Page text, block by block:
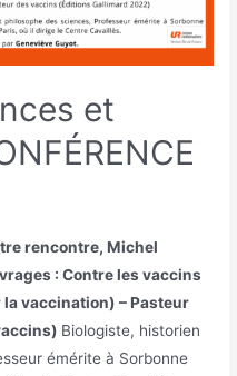
et
rencontre, Michel
: Contre les vaccins
vaccination) – Pasteur
Biologiste, historien
émérite à Sorbonne